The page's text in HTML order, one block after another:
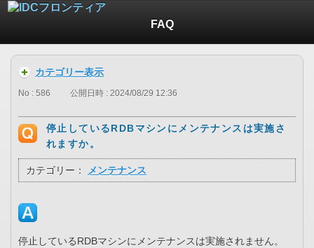
FAQ
カテゴリー表示
No : 586 公開日時 : 2024/08/29 12:36
停止しているRDBマシンにメンテナンスは実施さ
れますか。
カテゴリー： メンテナンス
停止しているRDBマシンにメンテナンスは実施されません。